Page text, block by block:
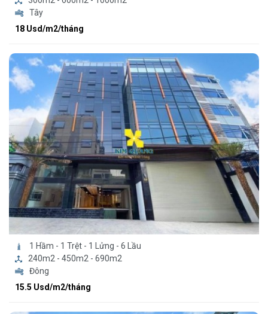
Tây
18 Usd/m2/tháng
1 Hầm - 1 Trệt - 1 Lửng - 6 Lầu
240m2 - 450m2 - 690m2
Đông
15.5 Usd/m2/tháng